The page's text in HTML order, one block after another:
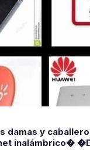
damas y
inalámbrico�